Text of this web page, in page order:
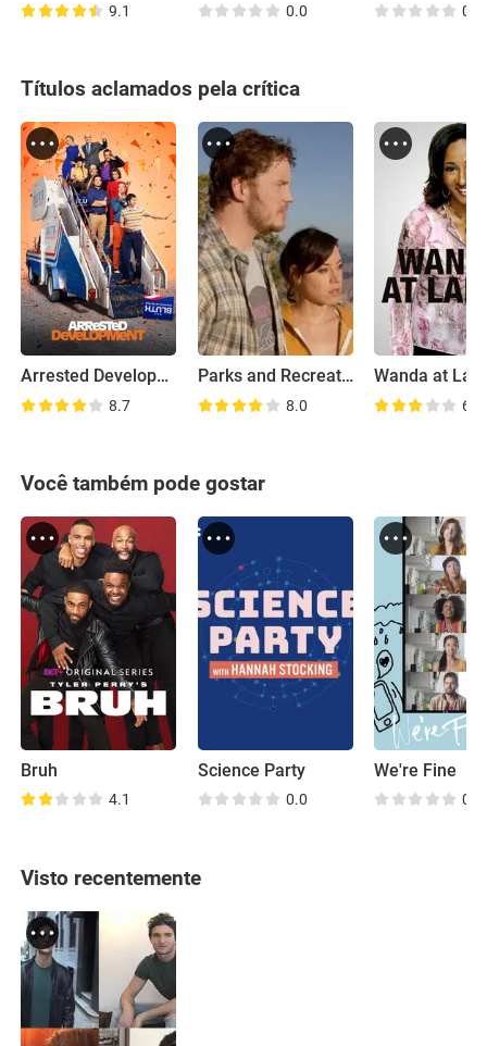
9.1 0.0 0.0
Títulos aclamados pela crítica
Arrested Development - Caindo na Real
8.7
Parks and Recreation: Road Trip
8.0
Wanda at
6.3
Você também pode gostar
Bruh
4.1
Science Party
0.0
We're Fine
0.0
Visto recentemente